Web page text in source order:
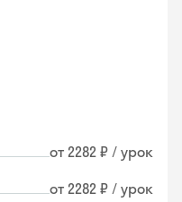
от 2282 ₽ / урок
от 2282 ₽ / урок